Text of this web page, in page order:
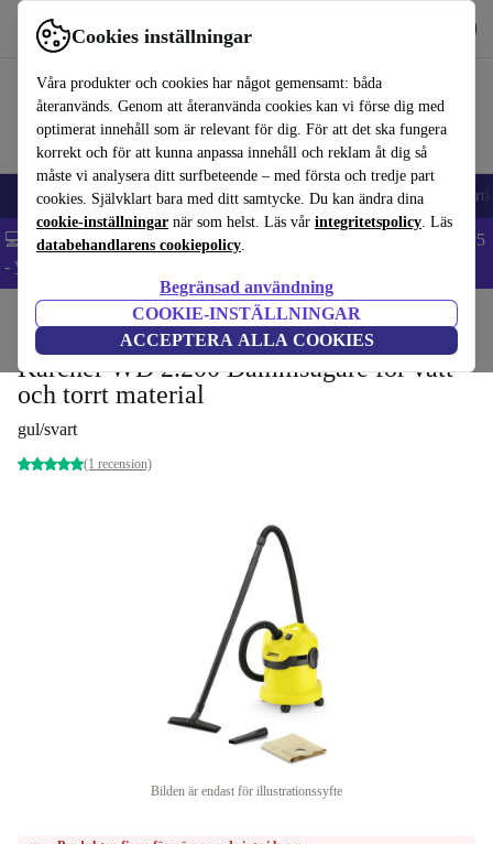
Cookies inställningar
Våra produkter och cookies har något gemensamt: båda
återanvänds. Genom att återanvända cookies kan vi förse dig med
optimerat innehåll som är relevant för dig. För att det ska fungera
korrekt och för att kunna anpassa innehåll och reklam åt dig så
måste vi analysera ditt surfbeteende – med första och tredje part
cookies. Självklart bara med ditt samtycke. Du kan ändra dina
cookie-inställningar när som helst. Läs vår integritetspolicy. Läs
databehandlarens cookiepolicy.
Begränsad användning
COOKIE-INSTÄLLNINGAR
ACCEPTERA ALLA COOKIES
Använd refurbed snabbt och enkelt
🎒 Back to school Mobiltelefoner Bärbara datorer Surfplattor
💻 Extra 5% rabatt på alla MacBooks och laptops - Code: LAPTOP5
- Villkor
Hushåll Golvvård Dammsugare
Kärcher WD 2.200 Dammsugare för vått
och torrt material
gul/svart
(1 recension)
Bilden är endast för illustrationssyfte